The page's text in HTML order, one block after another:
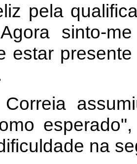
pela
sinto-
estar
na